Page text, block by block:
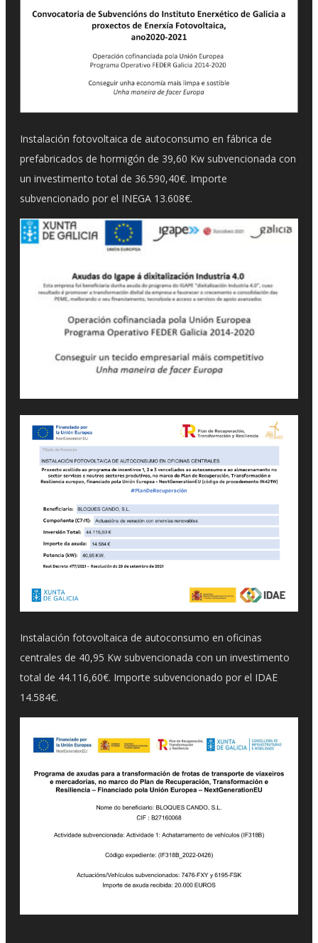
Instalación fotovoltaica de autoconsumo en fábrica de
prefabricados de hormigón de 39,60 Kw subvencionada con
un investimento total de 36.590,40€. Importe
subvencionado por el INEGA 13.608€.
Instalación fotovoltaica de autoconsumo en oficinas
centrales de 40,95 Kw subvencionada con un investimento
total de 44.116,60€. Importe subvencionado por el IDAE
14.584€.